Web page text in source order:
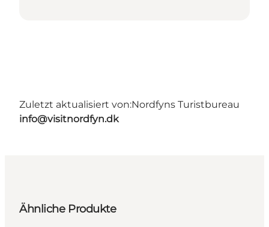
Zuletzt aktualisiert von:Nordfyns Turistbureau
info@visitnordfyn.dk
Ähnliche Produkte